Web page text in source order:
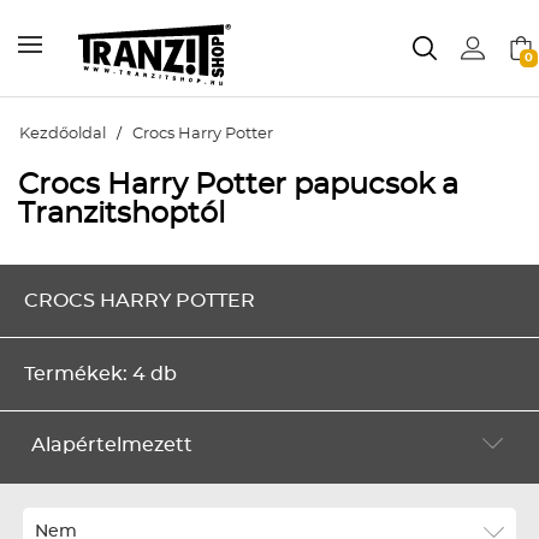
0
Kezdőoldal / Crocs Harry Potter
Crocs Harry Potter papucsok a
Tranzitshoptól
CROCS HARRY POTTER
Termékek: 4 db
Alapértelmezett
Alapértelmezett
Legújabbak
Nem